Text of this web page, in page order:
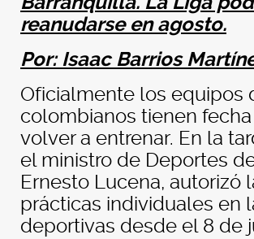
reanudarse en agosto.
Por: Isaac Barrios
Oficialmente los equipos
colombianos tienen
volver a entrenar. En la
el ministro de Deportes
Ernesto Lucena, autorizó
prácticas individuales en
deportivas desde el 8 de